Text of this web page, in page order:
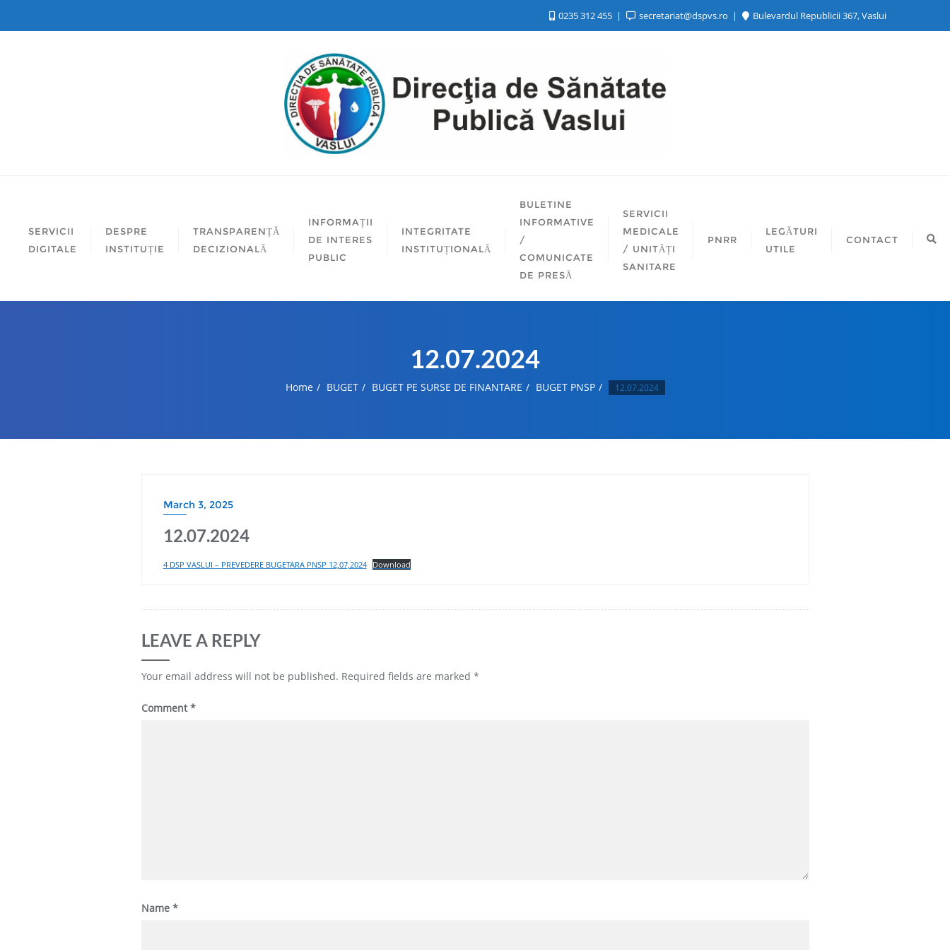
0235 312 455 secretariat@dspvs.ro Bulevardul Republicii 367, Vaslui
SERVICII
DIGITALE
DESPRE
INSTITUȚIE
TRANSPARENȚĂ
DECIZIONALĂ
INFORMAȚII
DE INTERES
PUBLIC
INTEGRITATE
INSTITUȚIONALĂ
BULETINE
INFORMATIVE
/
COMUNICATE
DE PRESĂ
SERVICII
MEDICALE
/ UNITĂȚI
SANITARE
PNRR
LEGĂTURI
UTILE
CONTACT
12.07.2024
Home BUGET BUGET PE SURSE DE FINANTARE BUGET PNSP 12.07.2024
March 3, 2025
12.07.2024
4 DSP VASLUI – PREVEDERE BUGETARA PNSP 12,07,2024 Download
LEAVE A REPLY
Your email address will not be published. Required fields are marked *
Comment*
Name *